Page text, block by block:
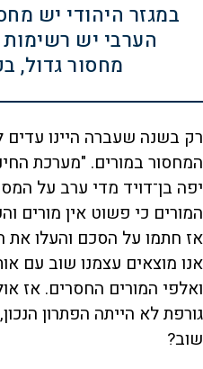
במגזר היהודי יש
הערבי יש
מחסור גדול,
רק בשנה שעברה היינו עדים
המחסור במורים. "מערכת
יפה בן־דויד מדי ערב על
המורים כי פשוט אין מורים
אז חתמו על הסכם והעלו
אנו מוצאים עצמנו שוב עם
ואלפי המורים החסרים. אז
גורפת לא הייתה הפתרון
שוב?